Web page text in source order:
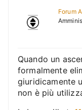
Forum
Quando un
formalmente
giuridicamente
non è più